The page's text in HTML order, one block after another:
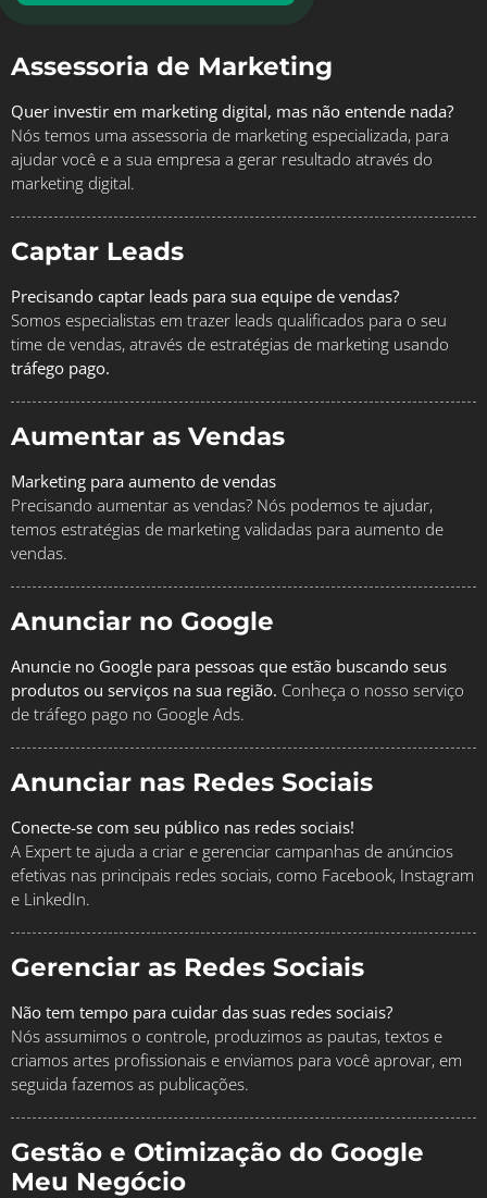
Assessoria de Marketing
Quer investir em marketing digital, mas não entende nada?
Nós temos uma assessoria de marketing especializada, para
ajudar você e a sua empresa a gerar resultado através do
marketing digital.
Captar Leads
Precisando captar leads para sua equipe de vendas?
Somos especialistas em trazer leads qualificados para o seu
time de vendas, através de estratégias de marketing usando
tráfego pago.
Aumentar as Vendas
Marketing para aumento de vendas
Precisando aumentar as vendas? Nós podemos te ajudar,
temos estratégias de marketing validadas para aumento de
vendas.
Anunciar no Google
Anuncie no Google para pessoas que estão buscando seus
produtos ou serviços na sua região. Conheça o nosso serviço
de tráfego pago no Google Ads.
Anunciar nas Redes Sociais
Conecte-se com seu público nas redes sociais!
A Expert te ajuda a criar e gerenciar campanhas de anúncios
efetivas nas principais redes sociais, como Facebook, Instagram
e LinkedIn.
Gerenciar as Redes Sociais
Não tem tempo para cuidar das suas redes sociais?
Nós assumimos o controle, produzimos as pautas, textos e
criamos artes profissionais e enviamos para você aprovar, em
seguida fazemos as publicações.
Gestão e Otimização do Google
Meu Negócio